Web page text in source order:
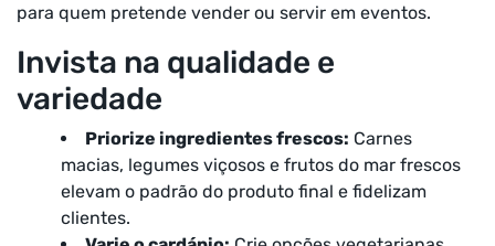
para quem pretende vender ou servir em eventos.
Invista na qualidade e
variedade
Priorize ingredientes frescos: Carnes
macias, legumes viçosos e frutos do mar frescos
elevam o padrão do produto final e fidelizam
clientes.